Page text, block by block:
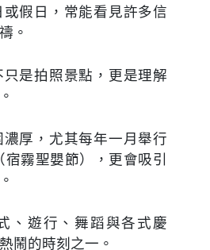
假日，常能看見許多信
。
是拍照景點，更是理解
厚，尤其每年一月舉行
霧聖嬰節），更會吸引
、遊行、舞蹈與各式慶
鬧的時刻之一。